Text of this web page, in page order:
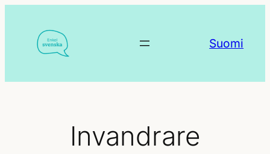
innehåll
Suomi
Invandrare